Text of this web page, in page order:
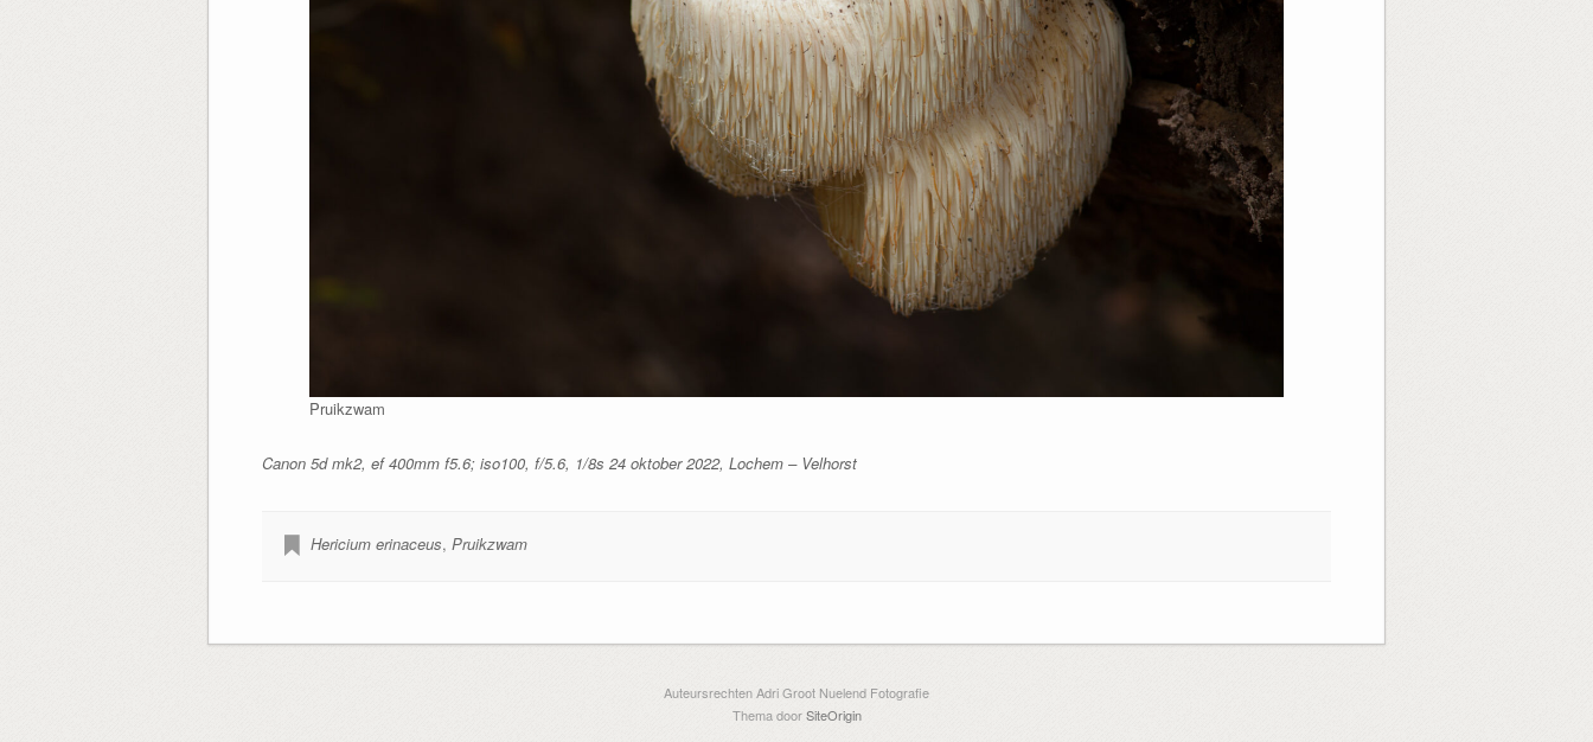
Pruikzwam
Canon 5d mk2, ef 400mm f5.6; iso100, f/5.6, 1/8s 24 oktober 2022, Lochem – Velhorst
Hericium erinaceus, Pruikzwam
Auteursrechten Adri Groot Nuelend Fotografie
Thema doorSiteOrigin